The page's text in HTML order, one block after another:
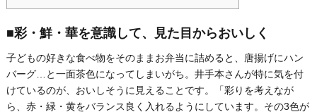
■彩・鮮・華を意識して、見た目からおいしく
子どもの好きな食べ物をそのままお弁当に詰めると、唐揚げにハン
バーグ…と一面茶色になってしまいがち。井手本さんが特に気を付
けているのが、おいしそうに見えることです。「彩りを考えなが
ら、赤・緑・黄をバランス良く入れるようにしています。その3色が